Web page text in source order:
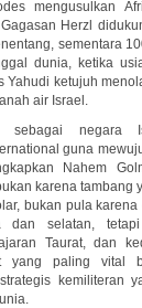
mengusulkan
Herzl
sementara
dunia, ketika
Yahudi ketujuh
air Israel.
sebagai negara
guna
Nahem
karena tambang
bukan pula
dan selatan,
Taurat, dan
yang paling vital
kemiliteran